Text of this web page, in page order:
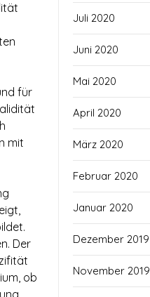
für
mit
Der
ob
Juli 2020
Juni 2020
Mai 2020
April 2020
März 2020
Februar 2020
Januar 2020
Dezember 2019
November 2019